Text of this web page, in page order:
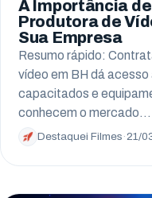
A Importância
Produtora de
Sua Empresa
Resumo rápido:
vídeo em BH dá
capacitados e
conhecem o mercado…
Destaquei Filmes ·21/